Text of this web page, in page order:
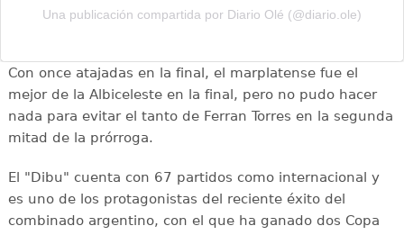
Una publicación compartida por Diario Olé (@diario.ole)
Con once atajadas en la final, el marplatense fue el
mejor de la Albiceleste en la final, pero no pudo hacer
nada para evitar el tanto de Ferran Torres en la segunda
mitad de la prórroga.
El "Dibu" cuenta con 67 partidos como internacional y
es uno de los protagonistas del reciente éxito del
combinado argentino, con el que ha ganado dos Copa